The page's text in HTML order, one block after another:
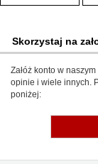
Skorzystaj na
Załóż konto w
opinie i wiele innych.
poniżej: